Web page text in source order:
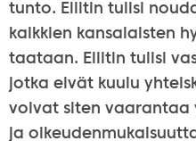
tunto. Eliitin tulisi
kaikkien kansalaisten
taataan. Eliitin tulisi
jotka eivät kuulu
voivat siten vaarantaa
ja